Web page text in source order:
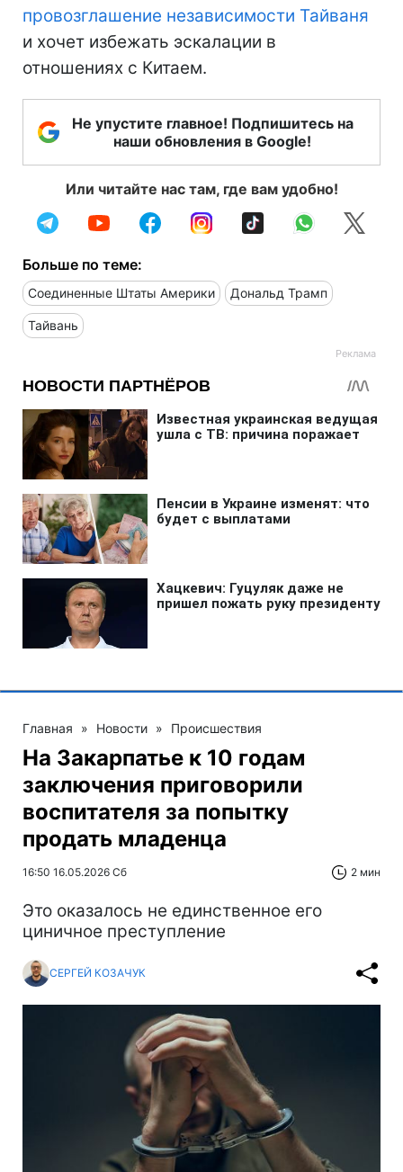
провозглашение независимости Тайваня
и хочет избежать эскалации в
отношениях с Китаем.
Не упустите главное! Подпишитесь на
наши обновления в Google!
Или читайте нас там, где вам удобно!
Больше по теме:
Соединенные Штаты Америки Дональд Трамп
Тайвань
Главная » Новости » Происшествия
На Закарпатье к 10 годам
заключения приговорили
воспитателя за попытку
продать младенца
16:50 16.05.2026 Сб 2 мин
Это оказалось не единственное его
циничное преступление
СЕРГЕЙ КОЗАЧУК